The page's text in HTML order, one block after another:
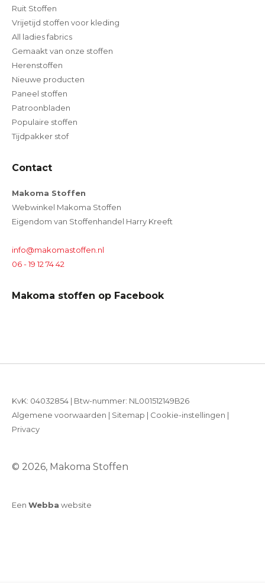
Ruit Stoffen
Vrijetijd stoffen voor kleding
All ladies fabrics
Gemaakt van onze stoffen
Herenstoffen
Nieuwe producten
Paneel stoffen
Patroonbladen
Populaire stoffen
Tijdpakker stof
Contact
Makoma Stoffen
Webwinkel Makoma Stoffen
Eigendom van Stoffenhandel Harry Kreeft
info@makomastoffen.nl
06 - 19 12 74 42
Makoma stoffen op Facebook
© 2026, Makoma Stoffen
KvK: 04032854 | Btw-nummer: NL001512149B26
Algemene voorwaarden | Sitemap | Cookie-instellingen |
Privacy
Een Webba website